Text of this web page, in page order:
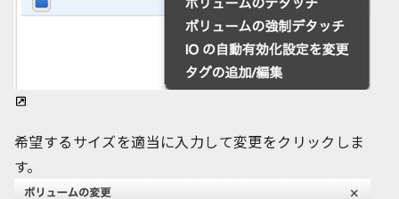
希望するサイズを適当に入力して変更をクリックしま
す。